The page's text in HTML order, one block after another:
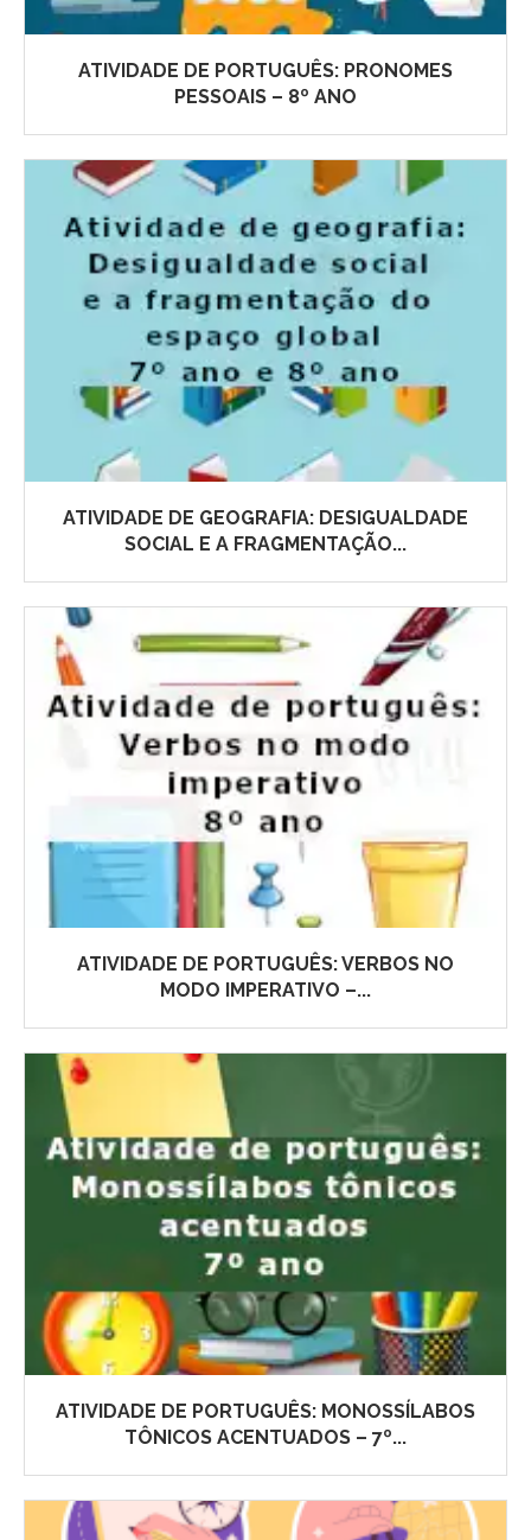
ATIVIDADE DE PORTUGUÊS: PRONOMES
PESSOAIS – 8º ANO
ATIVIDADE DE GEOGRAFIA: DESIGUALDADE
SOCIAL E A FRAGMENTAÇÃO...
ATIVIDADE DE PORTUGUÊS: VERBOS NO
MODO IMPERATIVO –...
ATIVIDADE DE PORTUGUÊS: MONOSSÍLABOS
TÔNICOS ACENTUADOS – 7º...